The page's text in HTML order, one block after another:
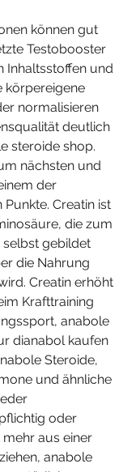
können gut
Testobooster
Inhaltsstoffen und
körpereigene
normalisieren
deutlich
steroide shop.
nächsten und
der
Punkte. Creatin ist
die zum
gebildet
die Nahrung
Creatin erhöht
Krafttraining
anabole
dianabol kaufen
Steroide,
und ähnliche
oder
aus einer
anabole